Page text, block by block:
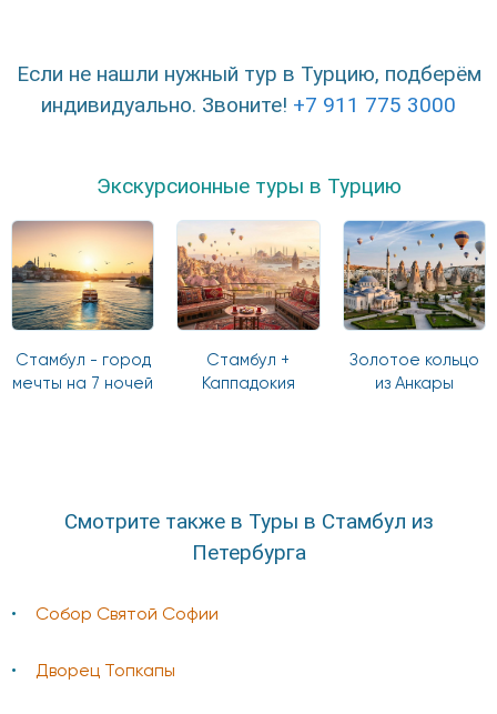
Если не нашли нужный тур в Турцию, подберём
индивидуально. Звоните! +7 911 775 3000
Экскурсионные туры в Турцию
Стамбул - город
мечты на 7 ночей
Стамбул +
Каппадокия
Золотое кольцо
из Анкары
Смотрите также в Туры в Стамбул из
Петербурга
Cобор Святой Софии
Дворец Топкапы